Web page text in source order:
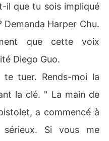
il que tu sois impliqué
Harper Chu.
que cette voix
Diego Guo.
tuer. Rends-moi la
la clé. " La main de
a commencé à
Si vous me